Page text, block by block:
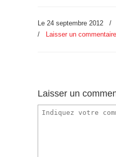
Le 24 septembre 2012 /
/
Laisser un commentaire
Laisser un